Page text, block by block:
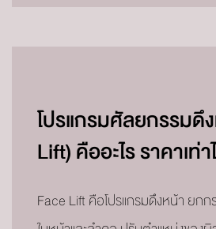
โปรแกรมศัลยกรรมดึ
Lift) คืออะไร ราคาเท่า
Face Lift คือโปรแกรมดึงหน้า ยกก